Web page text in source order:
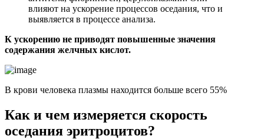
влияют на ускорение процессов оседания, что и
выявляется в процессе анализа.
К ускорению не приводят повышенные значения
содержания желчных кислот.
В крови человека плазмы находится больше всего 55%
Как и чем измеряется скорость
оседания эритроцитов?